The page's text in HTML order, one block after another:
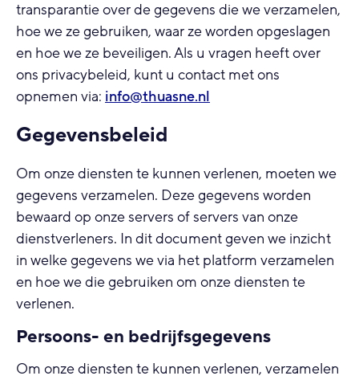
transparantie over de gegevens die we verzamelen,
hoe we ze gebruiken, waar ze worden opgeslagen
en hoe we ze beveiligen. Als u vragen heeft over
ons privacybeleid, kunt u contact met ons
opnemen via: info@thuasne.nl
Gegevensbeleid
Om onze diensten te kunnen verlenen, moeten we
gegevens verzamelen. Deze gegevens worden
bewaard op onze servers of servers van onze
dienstverleners. In dit document geven we inzicht
in welke gegevens we via het platform verzamelen
en hoe we die gebruiken om onze diensten te
verlenen.
Persoons- en bedrijfsgegevens
Om onze diensten te kunnen verlenen, verzamelen